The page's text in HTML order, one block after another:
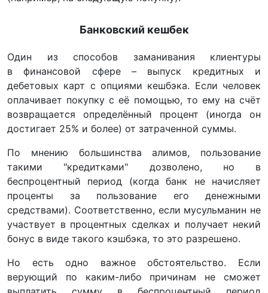
Банковский кешбек
Один из способов заманивания клиентуры
в финансовой сфере – выпуск кредитных и
дебетовых карт с опциями кешбэка. Если человек
оплачивает покупку с её помощью, то ему на счёт
возвращается определённый процент (иногда он
достигает 25% и более) от затраченной суммы.
По мнению большинства алимов, пользование
такими "кредитками" дозволено, но в
беспроцентный период (когда банк не начисляет
проценты за пользование его денежными
средствами). Соответственно, если мусульманин не
участвует в процентных сделках и получает некий
бонус в виде такого кэшбэка, то это разрешено.
Но есть одно важное обстоятельство. Если
верующий по каким-либо причинам не сможет